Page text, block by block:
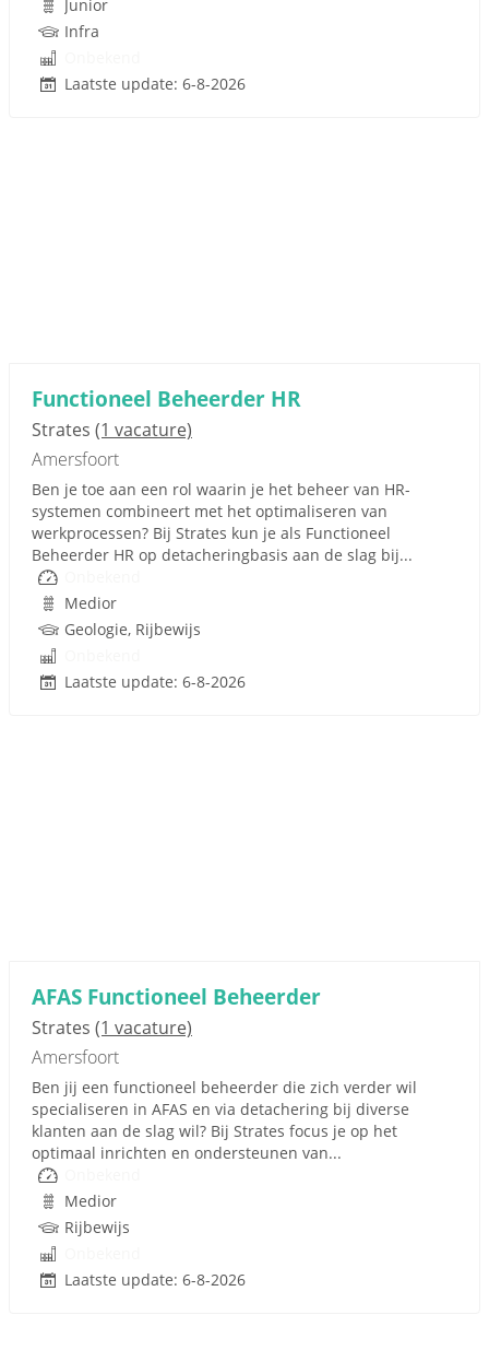
Junior
Infra
Laatste update: 6-8-2026
Functioneel Beheerder HR
Strates (1 vacature)
Amersfoort
Ben je toe aan een rol waarin je het beheer van HR-
systemen combineert met het optimaliseren van
werkprocessen? Bij Strates kun je als Functioneel
Beheerder HR op detacheringbasis aan de slag bij...
Medior
Geologie, Rijbewijs
Laatste update: 6-8-2026
AFAS Functioneel Beheerder
Strates (1 vacature)
Amersfoort
Ben jij een functioneel beheerder die zich verder wil
specialiseren in AFAS en via detachering bij diverse
klanten aan de slag wil? Bij Strates focus je op het
optimaal inrichten en ondersteunen van...
Medior
Rijbewijs
Laatste update: 6-8-2026